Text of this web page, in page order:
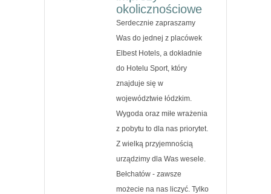
okolicznościowe
Serdecznie zapraszamy
Was do jednej z placówek
Elbest Hotels, a dokładnie
do Hotelu Sport, który
znajduje się w
województwie łódzkim.
Wygoda oraz miłe wrażenia
z pobytu to dla nas priorytet.
Z wielką przyjemnością
urządzimy dla Was wesele.
Bełchatów - zawsze
możecie na nas liczyć. Tylko